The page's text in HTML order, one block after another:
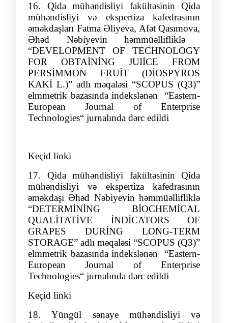
16.
Qida mühəndisliyi fakültəsinin Qida
mühəndisliyi və ekspertiza kafedrasının
əməkdaşları Fatma Əliyeva, AfətQasımova,
Əhəd Nəbiyevin
həmmüəllifliklə
“DEVELOPMENT OF TECHNOLOGY
FOR OBTAİNİNG JUIİCE FROM
PERSİMMON FRUİT (DİOSPYROS
KAKİ L.)” adlı məqaləsi “SCOPUS (Q3)”
elmmetrik bazasında indekslənən “Eastern-
European Journal of Enterprise
Technologies“ jurnalında dərc edildi
Keçid linki
17.
Qida mühəndisliyi fakültəsinin Qida
mühəndisliyi və ekspertiza kafedrasının
əməkdaşı Əhəd Nəbiyevin həmmüəllifliklə
“DETERMİNİNG BİOCHEMİCAL
QUALİTATİVE İNDİCATORS OF
GRAPES DURİNG LONG-TERM
STORAGE” adlı məqaləsi “SCOPUS (Q3)”
elmmetrik bazasında indekslənən “Eastern-
European Journal of Enterprise
Technologies“ jurnalında dərc edildi
Keçid linki
18.
Yüngül sənaye mühəndisliyi və